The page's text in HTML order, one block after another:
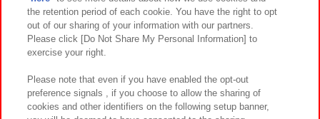
the retention period of each cookie. You have the right to opt
out of our sharing of your information with our partners.
Please click [Do Not Share My Personal Information] to
exercise your right.
Please note that even if you have enabled the opt-out
preference signals , if you choose to allow the sharing of
cookies and other identifiers on the following setup banner,